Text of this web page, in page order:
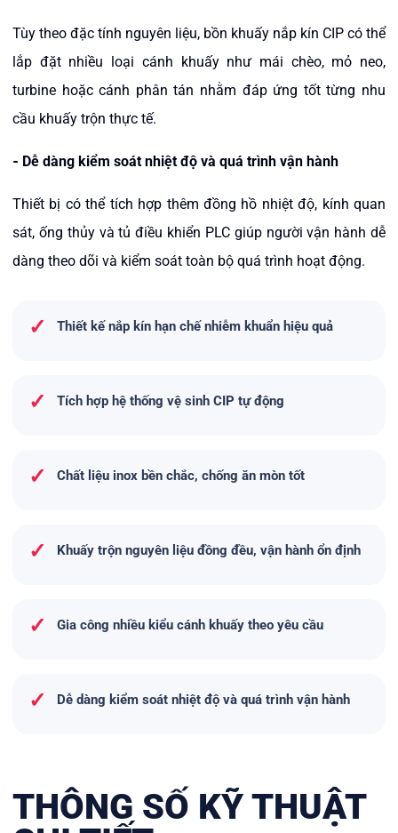
Tùy theo đặc tính nguyên liệu, bồn khuấy nắp kín CIP có thể
lắp đặt nhiều loại cánh khuấy như mái chèo, mỏ neo,
turbine hoặc cánh phân tán nhằm đáp ứng tốt từng nhu
cầu khuấy trộn thực tế.
- Dễ dàng kiểm soát nhiệt độ và quá trình vận hành
Thiết bị có thể tích hợp thêm đồng hồ nhiệt độ, kính quan
sát, ống thủy và tủ điều khiển PLC giúp người vận hành dễ
dàng theo dõi và kiểm soát toàn bộ quá trình hoạt động.
✓ Thiết kế nắp kín hạn chế nhiễm khuẩn hiệu quả
✓ Tích hợp hệ thống vệ sinh CIP tự động
✓ Chất liệu inox bền chắc, chống ăn mòn tốt
✓ Khuấy trộn nguyên liệu đồng đều, vận hành ổn định
✓ Gia công nhiều kiểu cánh khuấy theo yêu cầu
✓ Dễ dàng kiểm soát nhiệt độ và quá trình vận hành
THÔNG SỐ KỸ THUẬT